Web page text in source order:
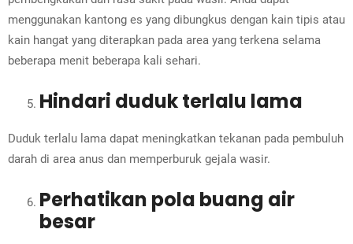
menggunakan kantong es yang dibungkus dengan kain tipis atau
kain hangat yang diterapkan pada area yang terkena selama
beberapa menit beberapa kali sehari.
Hindari duduk terlalu lama
Duduk terlalu lama dapat meningkatkan tekanan pada pembuluh
darah di area anus dan memperburuk gejala wasir.
Perhatikan pola buang air
besar